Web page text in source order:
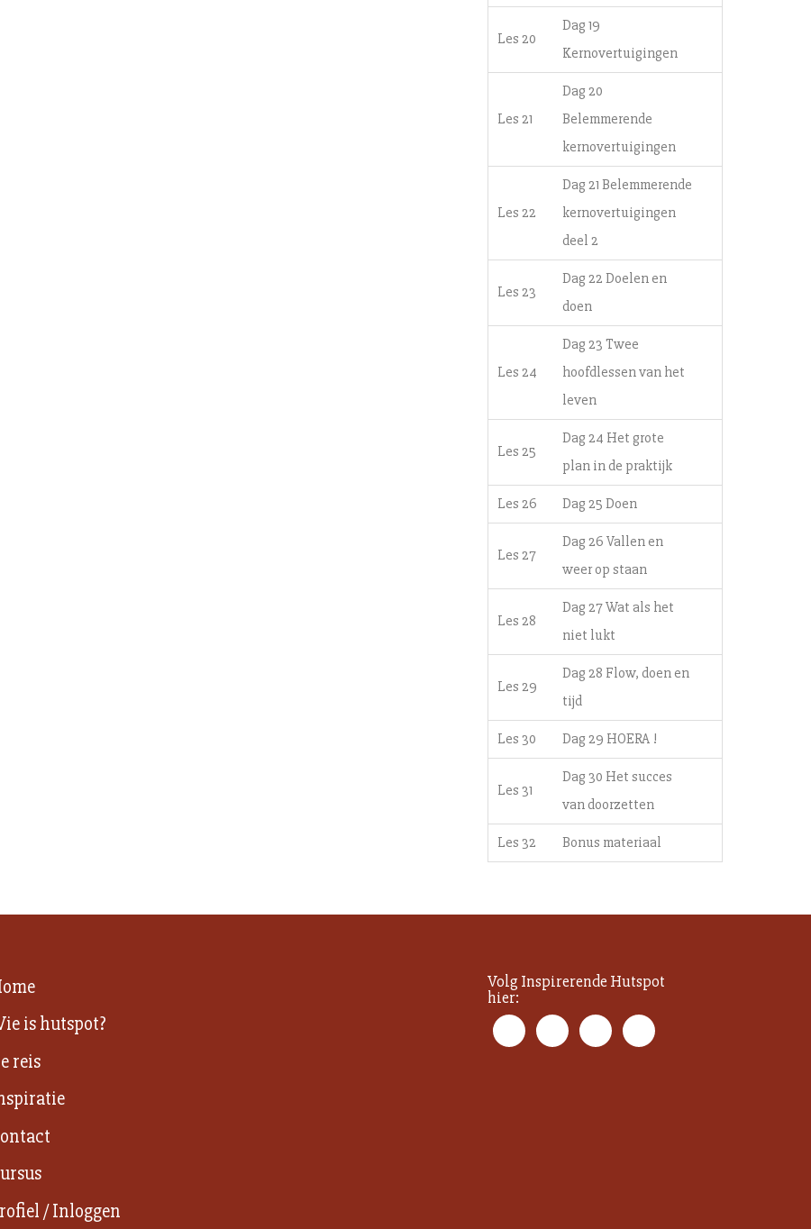
Les 20
Dag 19
Kernovertuigingen
Les 21
Dag 20
Belemmerende
kernovertuigingen
Les 22
Dag 21 Belemmerende
kernovertuigingen
deel 2
Les 23
Dag 22 Doelen en
doen
Les 24
Dag 23 Twee
hoofdlessen van het
leven
Les 25
Dag 24 Het grote
plan in de praktijk
Les 26 Dag 25 Doen
Les 27
Dag 26 Vallen en
weer op staan
Les 28
Dag 27 Wat als het
niet lukt
Les 29
Dag 28 Flow, doen en
tijd
Les 30 Dag 29 HOERA !
Les 31
Dag 30 Het succes
van doorzetten
Les 32 Bonus materiaal
is hutspot?
reis
/ Inloggen
Volg Inspirerende Hutspot
hier: